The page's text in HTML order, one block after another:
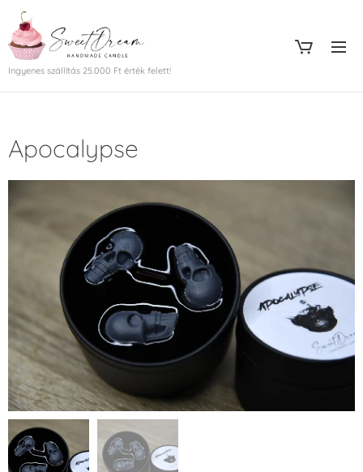
Ingyenes szállítás 25.000 Ft érték felett!
Apocalypse